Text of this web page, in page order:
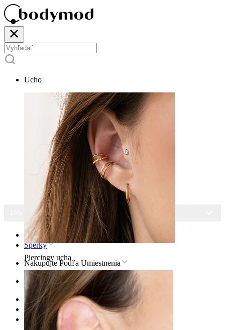
Ucho
Piercingy ucha
15% ZĽAVA NA VŠETKY ŠPERKY
Domov
Šperky
Nakupujte Podľa Umiestnenia
Ucho
Helix
Titánové šperky pre helix
Titanová labreta s ozdobným srdiečkom